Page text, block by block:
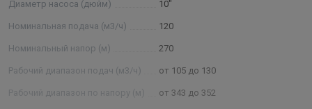
обозначения: 2ЭЦВ 8- 40-120 нрк; 2 –
модернизированный тип агрегата ЭЦВ —тип агрегата; 8
— условный диаметр насоса в дюймах ; 40 —
номинальная подача, м3 /ч: 120 —номинальный напор в
метрах водяного столба, нрк — нержавеющие рабочие
колеса, нро — нержавеющие рабочие органы (рабочие
Диаметр насоса (дюйм) 10"
Номинальная подача (м3/ч) 120
Номинальный напор (м) 270
Рабочий диапазон подач (м3/ч) от 105 до 130
Рабочий диапазон по напору (м) от 343 до 352